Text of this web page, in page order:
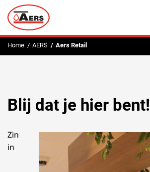
Home AERS Aers Retail
Blij dat je hier bent!
Zin
in